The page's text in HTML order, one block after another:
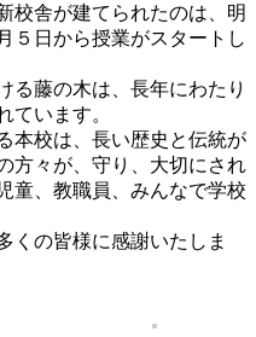
校舎が建てられたのは、明
５日から授業がスタートし
る藤の木は、長年にわたり
ています。
本校は、長い歴史と伝統が
方々が、守り、大切にされ
童、教職員、みんなで学校
くの皆様に感謝いたしま